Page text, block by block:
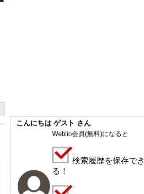
こんにちは ゲスト さん
Weblio会員(無料)になると
検索履歴を保存でき
る！